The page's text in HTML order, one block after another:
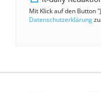
Mit Klick auf den Button
Datenschutzerklärung